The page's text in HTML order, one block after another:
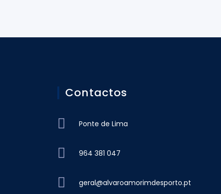
Contactos
Ponte de Lima
964 381 047
geral@alvaroamorimdesporto.pt